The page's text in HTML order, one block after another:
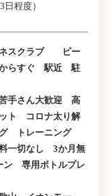
程度）
ネスクラブ ビー
からすぐ 駅近 駐
手さん大歓迎 高
ト コロナ太り解
トレーニング
一切なし 3か月無
ン 専用ボトルプレ